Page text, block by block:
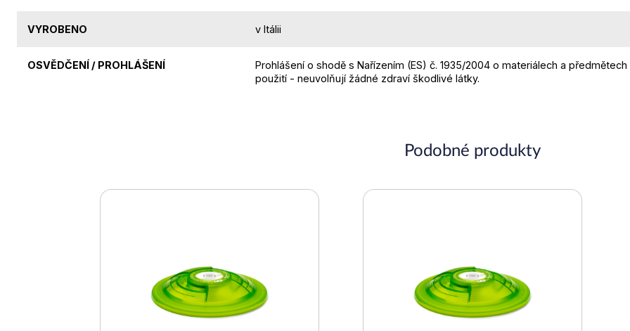
VYROBENO v Itálii
OSVĚDČENÍ / PROHLÁŠENÍ
Prohlášení o shodě s Nařízením (ES) č. 1935/2004 o materiálech a
použití - neuvolňují žádné zdraví škodlivé látky.
Podobné produkty